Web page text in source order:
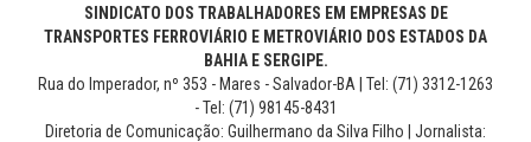
SINDICATO DOS TRABALHADORES EM EMPRESAS DE
TRANSPORTES FERROVIÁRIO E METROVIÁRIO DOS ESTADOS DA
BAHIA E SERGIPE.
Rua do Imperador, nº 353 - Mares - Salvador-BA | Tel: (71) 3312-1263
- Tel: (71) 98145-8431
Diretoria de Comunicação: Guilhermano da Silva Filho | Jornalista: